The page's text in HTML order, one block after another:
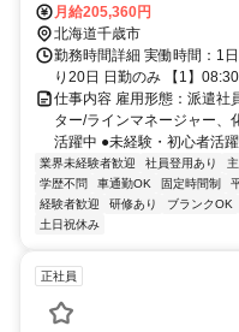
圏内 ※車通勤OK
月給205,360円
北海道千歳市
勤務時間詳細 実働時間：1
り20日 日勤のみ 【1】
仕事内容 雇用形態：派遣社
ター/ラインマネージャー、
活躍中 ●未経験・初心者活
業界未経験者歓迎 社員登用あり
学歴不問
車通勤OK 固定時間制
経験者歓迎
研修あり ブランクOK
土日祝休み
正社員